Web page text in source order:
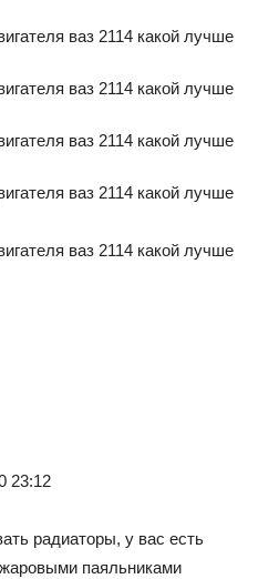
23:12
радиаторы, у вас есть
паяльниками